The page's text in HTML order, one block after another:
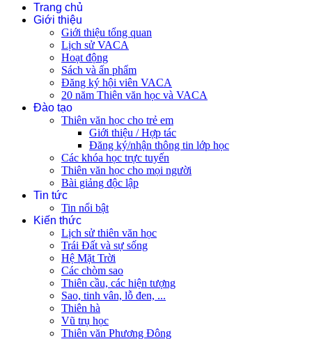
Trang chủ
Giới thiệu
Giới thiệu tổng quan
Lịch sử VACA
Hoạt động
Sách và ấn phẩm
Đăng ký hội viên VACA
20 năm Thiên văn học và VACA
Đào tạo
Thiên văn học cho trẻ em
Giới thiệu / Hợp tác
Đăng ký/nhận thông tin lớp học
Các khóa học trực tuyến
Thiên văn học cho mọi người
Bài giảng độc lập
Tin tức
Tin nổi bật
Kiến thức
Lịch sử thiên văn học
Trái Đất và sự sống
Hệ Mặt Trời
Các chòm sao
Thiên cầu, các hiện tượng
Sao, tinh vân, lỗ đen, ...
Thiên hà
Vũ trụ học
Thiên văn Phương Đông